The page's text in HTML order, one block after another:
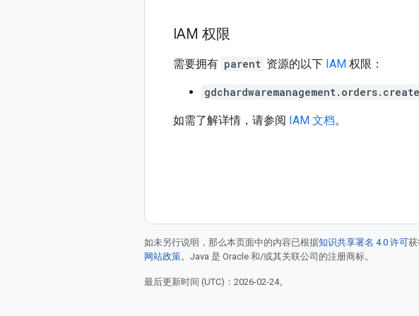
IAM 权限
需要拥有 parent 资源的以下 IAM 权限：
gdchardwaremanagement.orders.create
如需了解详情，请参阅 IAM 文档。
如未另行说明，那么本页面中的内容已根据知识共享署名 4.0 许可
网站政策。Java 是 Oracle 和/或其关联公司的注册商标。
最后更新时间 (UTC)：2026-02-24。